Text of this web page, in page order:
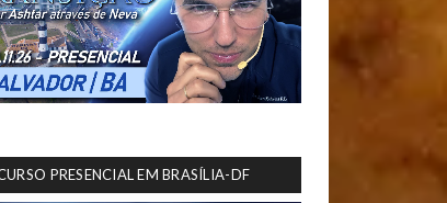
PRESENCIAL EM BRASÍLIA-DF